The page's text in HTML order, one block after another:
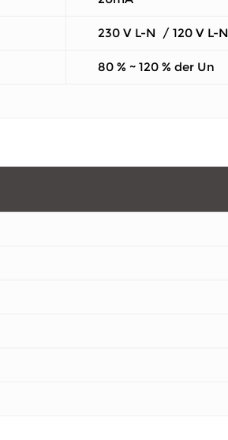
230 V L-N / 120 V L-N
80 % ~ 120 % der Un